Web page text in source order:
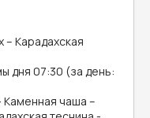
– Карадахская
дня 07:30 (за день:
чаша –